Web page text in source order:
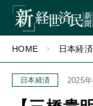
HOME 日本経済
日本経済 2025